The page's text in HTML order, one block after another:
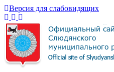
Версия для слабовидящих